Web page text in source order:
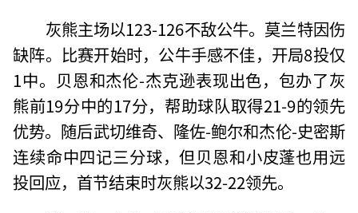
灰熊主场以123-126不敌公牛。莫兰特因伤
缺阵。比赛开始时，公牛手感不佳，开局8投仅
1中。贝恩和杰伦-杰克逊表现出色，包办了灰
熊前19分中的17分，帮助球队取得21-9的领先
优势。随后武切维奇、隆佐-鲍尔和杰伦-史密斯
连续命中四记三分球，但贝恩和小皮蓬也用远
投回应，首节结束时灰熊以32-22领先。